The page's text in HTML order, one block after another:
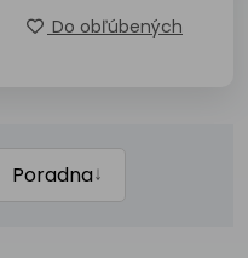
Do obľúbených
Poradna↓